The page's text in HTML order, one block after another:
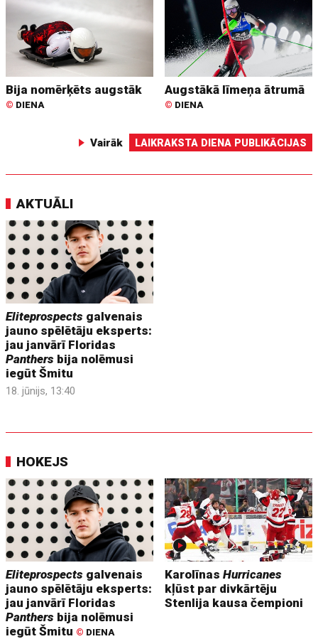
Bija nomērķēts augstāk
© DIENA
Augstākā līmeņa ātrumā
© DIENA
Vairāk LAIKRAKSTA DIENA PUBLIKĀCIJAS
AKTUĀLI
Eliteprospects galvenais
jauno spēlētāju eksperts:
jau janvārī Floridas
Panthers bija nolēmusi
iegūt Šmitu
18. jūnijs, 13:40
HOKEJS
Eliteprospects galvenais
jauno spēlētāju eksperts:
jau janvārī Floridas
Panthers bija nolēmusi
iegūt Šmitu © DIENA
KarolīnasHurricanes
kļūst par divkārtēju
Stenlija kausa čempioni